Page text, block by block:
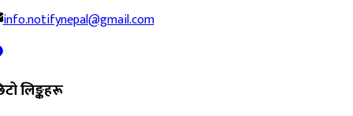
info.notifynepal@gmail.com
लिङ्कहरू